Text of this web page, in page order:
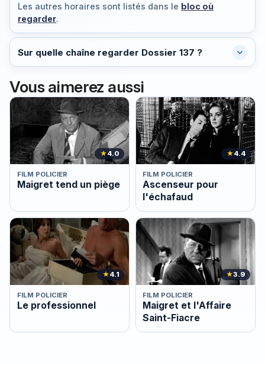
Les autres horaires sont listés dans le bloc où
regarder.
Sur quelle chaîne regarder Dossier 137 ?
Vous aimerez aussi
★4.0
FILM POLICIER
Maigret tend un piège
★4.4
FILM POLICIER
Ascenseur pour
l'échafaud
★4.1
FILM POLICIER
Le professionnel
★3.9
FILM POLICIER
Maigret et l'Affaire
Saint-Fiacre